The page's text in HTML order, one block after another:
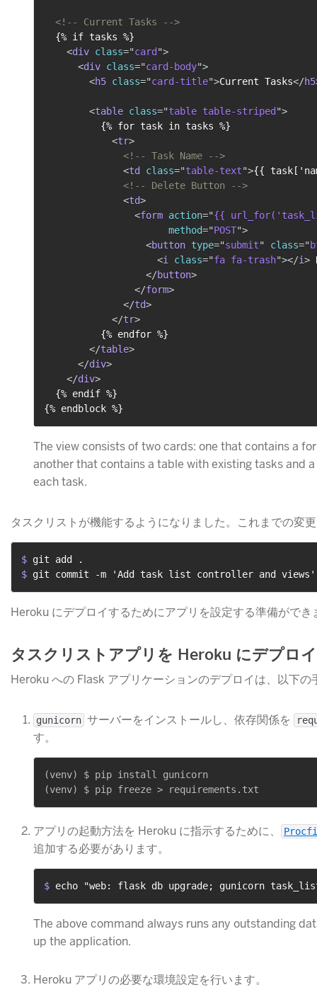
<!-- Current Tasks -->
  {% if tasks %}
<div class="card ">
<div class="card-body">
<h5 class="card-title">Current Tasks</h5
<table class="table table-striped ">
          {% for task in tasks %}
<tr>
<!-- Task Name -->
<td class="table-text">{{
<!-- Delete Button -->
<td>
<form action="{{
method="POST">
<button type="submit" class="
<i class="fa fa-trash"></i>
</button>
</form>
</td>
</tr>
          {% endfor %}
</table>
</div>
</div>
  {% endif %}
The view consists of two cards: one that contains a
another that contains a table with existing tasks and
each task.
タスクリストが機能するようになりました。これまでの変
$ git add .
$ git commit -m 'Add task list controller and views'
Heroku にデプロイするためにアプリを設定する準備ができ
タスクリストアプリを Heroku にデプロ
Heroku への Flask アプリケーションのデプロイは、以下
gunicorn ​ サーバーをインストールし、依存関係を
す。
(venv) $ pip install gunicorn
アプリの起動方法を Heroku に指示するために、
追加する必要があります。
$ echo "web: flask db upgrade; gunicorn
The above command always runs any outstanding
up the application.
Heroku アプリの必要な環境設定を行います。